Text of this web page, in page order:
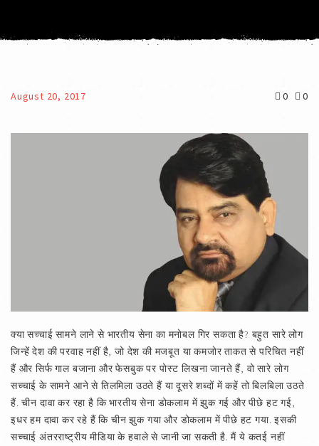
August 20, 2017 0 0
क्या सच्चाई सामने लाने से भारतीय सेना का मनोबल गिर सकता है? बहुत सारे लोग
जिन्हें देश की परवाह नहीं है, जो देश की मजबूत या कमजोर ताकत से परिचित नहीं
हैं और सिर्फ गाल बजाना और फेसबुक पर पोस्ट लिखना जानते हैं, वो सारे लोग
सच्चाई के सामने आने से तिलमिला उठते हैं या दूसरे शब्दों में कहें तो बिलबिला उठते
हैं. चीन दावा कर रहा है कि भारतीय सेना डोकलाम में झुक गई और पीछे हट गई,
इधर हम दावा कर रहे हैं कि चीन झुक गया और डोकलाम में पीछे हट गया. इसकी
सच्चाई अंतरराष्ट्रीय मीडिया के हवाले से जानी जा सकती है. मैं ये कतई नहीं